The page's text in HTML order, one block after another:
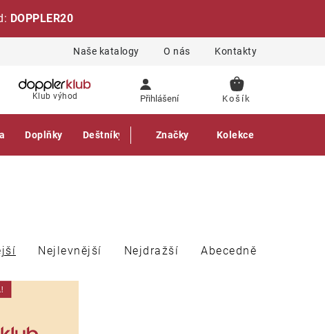
DOPPLER20
Naše katalogy O nás Kontakty
Klub výhod Přihlášení
NÁKUPNÍ
Doplňky Deštníky Gastro produkty
Značky Kolekce
Nejlevnější Nejdražší Abecedně